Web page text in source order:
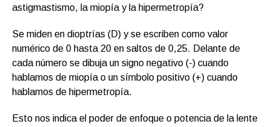
astigmastismo, la miopía y la hipermetropía?
Se miden en dioptrías (D) y se escriben como valor
numérico de 0 hasta 20 en saltos de 0,25. Delante de
cada número se dibuja un signo negativo (-) cuando
hablamos de miopía o un símbolo positivo (+) cuando
hablamos de hipermetropía.
Esto nos indica el poder de enfoque o potencia de la lente